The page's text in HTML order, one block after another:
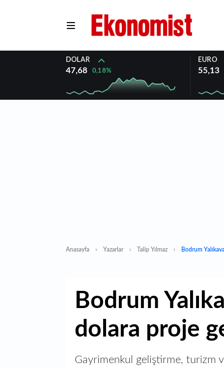
DOLAR
47,68 0,18%
EURO
55,13
Anasayfa Yazarlar Talip Yılmaz Bodrum
Bodrum
dolara proje
Gayrimenkul geliştirme, turizm